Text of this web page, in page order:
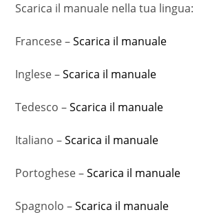
Scarica il manuale nella tua lingua:
Francese –Scarica il manuale
Inglese –Scarica il manuale
Tedesco –Scarica il manuale
Italiano –Scarica il manuale
Portoghese –Scarica il manuale
Spagnolo –Scarica il manuale